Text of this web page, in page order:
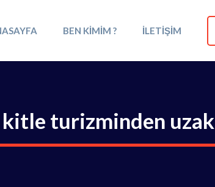
BEN KIMIM ? İLETIŞIM
turizminden uzak